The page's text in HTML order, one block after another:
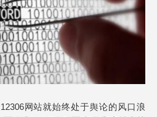
网站就始终处于舆论的风口浪